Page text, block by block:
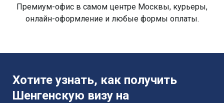
Премиум-офис в самом центре Москвы, курьеры,
онлайн-оформление и любые формы оплаты.
Хотите узнать, как получить
Шенгенскую визу на